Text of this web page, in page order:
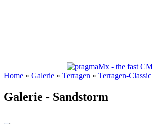
Home » Galerie » Terragen » Terragen-Classic
Galerie - Sandstorm